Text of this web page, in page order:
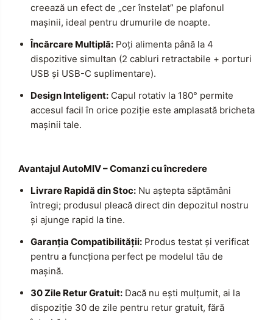
creează un efect de „cer înstelat” pe plafonul
mașinii, ideal pentru drumurile de noapte.
Încărcare Multiplă: Poți alimenta până la 4
dispozitive simultan (2 cabluri retractabile + porturi
USB și USB-C suplimentare).
Design Inteligent: Capul rotativ la 180° permite
accesul facil în orice poziție este amplasată bricheta
mașinii tale.
Avantajul AutoMIV – Comanzi cu încredere
Livrare Rapidă din Stoc: Nu aștepta săptămâni
întregi; produsul pleacă direct din depozitul nostru
și ajunge rapid la tine.
Garanția Compatibilității: Produs testat și verificat
pentru a funcționa perfect pe modelul tău de
mașină.
30 Zile Retur Gratuit: Dacă nu ești mulțumit, ai la
dispoziție 30 de zile pentru retur gratuit, fără